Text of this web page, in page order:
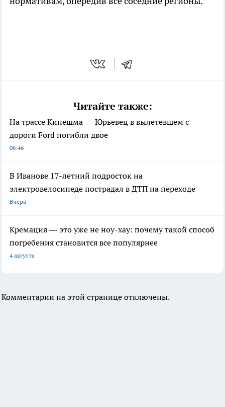
Читайте также:
На трассе Кинешма — Юрьевец в вылетевшем с
дороги Ford погибли двое
06:46
В Иванове 17-летний подросток на
электровелосипеде пострадал в ДТП на переходе
Вчера
Кремация — это уже не ноу-хау: почему такой способ
погребения становится все популярнее
4 августа
Комментарии на этой странице отключены.